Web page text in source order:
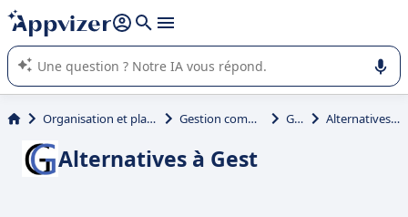
répondre (plusieurs lignes avec
L'IA de Appvizer vous guide dans l'utilisation ou la sélection de
logiciel SaaS en entreprise.
Organisation et planification Gestion commerciale Gest Alternatives à Gest
Alternatives à Gest